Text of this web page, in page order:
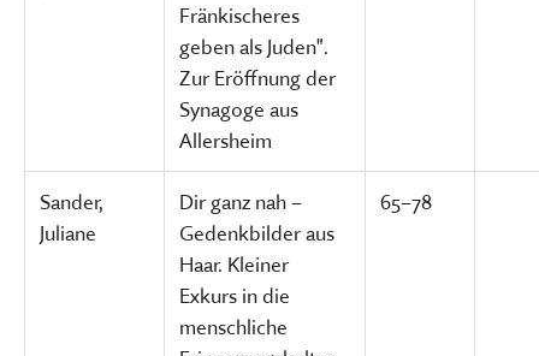
Fränkischeres
geben als Juden".
Zur Eröffnung der
Synagoge aus
Allersheim
Sander,
Juliane
Dir ganz nah –
Gedenkbilder aus
Haar. Kleiner
Exkurs in die
menschliche
65–78